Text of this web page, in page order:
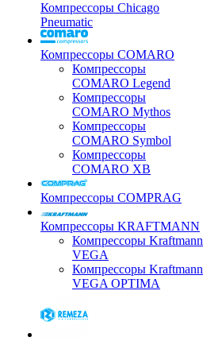
Компрессоры Chicago
Pneumatic
Компрессоры COMARO
Компрессоры
COMARO Legend
Компрессоры
COMARO Mythos
Компрессоры
COMARO Symbol
Компрессоры
COMARO XB
Компрессоры COMPRAG
Компрессоры KRAFTMANN
Компрессоры Kraftmann
VEGA
Компрессоры Kraftmann
VEGA OPTIMA